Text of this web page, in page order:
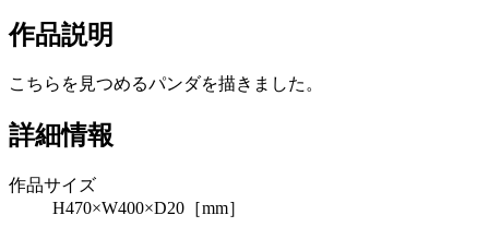
作品説明
こちらを見つめるパンダを描きました。
詳細情報
作品サイズ
H470×W400×D20［mm］